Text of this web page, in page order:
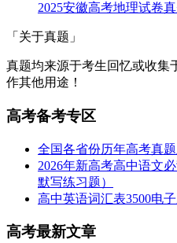
2025安徽高考地理试卷
「关于真题」
真题均来源于考生回忆或收集
作其他用途！
高考备考专区
全国各省份历年高考真
2026年新高考高中语文
默写练习题）
高中英语词汇表3500电
高考最新文章